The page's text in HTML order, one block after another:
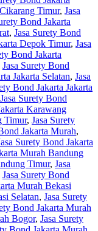
Timur, Jasa
Bond Jakarta
, Jasa Surety Bond
Depok Timur, Jasa
Bond Jakarta
Jasa Surety Bond
Jakarta Selatan, Jasa
Bond Jakarta Jakarta
Jasa Surety Bond
Karawang
Timur, Jasa Surety
Jakarta Murah,
Surety Bond Jakarta
Murah Bandung
Timur, Jasa
Jasa Surety Bond
Murah Bekasi
Selatan, Jasa Surety
Bond Jakarta Murah
Bogor, Jasa Surety